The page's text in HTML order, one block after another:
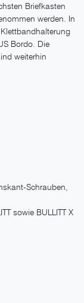
Briefkasten
werden. In
Bordo. Die
weiterhin
Schrauben,
sowie BULLITT X